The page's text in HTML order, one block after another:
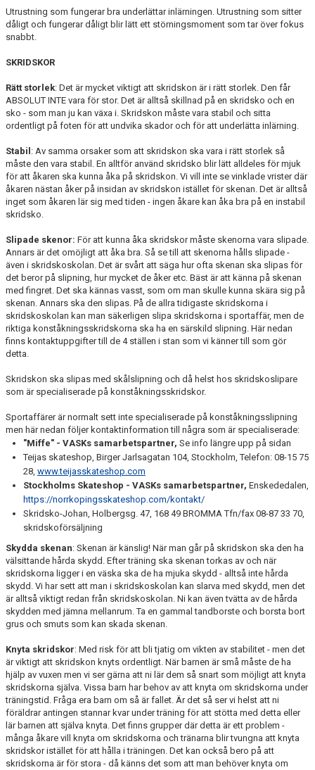
UPPVISNING
LÄGER
VASK KLÄDER
VÄRMDÖKRISTALLEN 2026
Utrustning som fungerar bra underlättar inlärningen. Utrustning som sitter
dåligt och fungerar dåligt blir lätt ett störningsmoment som tar över fokus
snabbt.
SKRIDSKOR
Rätt storlek: Det är mycket viktigt att skridskon är i rätt storlek. Den får
ABSOLUT INTE vara för stor. Det är alltså skillnad på en skridsko och en
sko - som man ju kan växa i. Skridskon måste vara stabil och sitta
ordentligt på foten för att undvika skador och för att underlätta inlärning.
Stabil : Av samma orsaker som att skridskon ska vara i rätt storlek så
måste den vara stabil. En alltför använd skridsko blir lätt alldeles för mjuk
för att åkaren ska kunna åka på skridskon. Vi vill inte se vinklade vrister där
åkaren nästan åker på insidan av skridskon istället för skenan. Det är alltså
inget som åkaren lär sig med tiden - ingen åkare kan åka bra på en instabil
skridsko.
Slipade skenor: För att kunna åka skridskor måste skenorna vara slipade.
Annars är det omöjligt att åka bra. Så se till att skenorna hålls slipade -
även i skridskoskolan. Det är svårt att säga hur ofta skenan ska slipas för
det beror på slipning, hur mycket de åker etc. Bäst är att känna på skenan
med fingret. Det ska kännas vasst, som om man skulle kunna skära sig på
skenan. Annars ska den slipas. På de allra tidigaste skridskorna i
skridskoskolan kan man säkerligen slipa skridskorna i sportaffär, men de
riktiga konståkningsskridskorna ska ha en särskild slipning. Här nedan
finns kontaktuppgifter till de 4 ställen i stan som vi känner till som gör
detta.
Skridskon ska slipas med skålslipning och då helst hos skridskoslipare
som är specialiserade på konståkningsskridskor.
Sportaffärer är normalt sett inte specialiserade på konståkningsslipning
men här nedan följer kontaktinformation till några som är specialiserade:
"Miffe" - VASKs samarbetspartner, Se info längre upp på sidan
Teijas skateshop, Birger Jarlsagatan 104, Stockholm, Telefon: 08-15 75
28, www.teijasskateshop.com
Stockholms Skateshop - VASKs samarbetspartner, Enskededalen,
https://norrkopingsskateshop.com/kontakt/
Skridsko-Johan, Holbergsg. 47, 168 49 BROMMA Tfn/fax 08-87 33 70,
skridskoförsäljning
Skydda skenan: Skenan är känslig! När man går på skridskon ska den ha
välsittande hårda skydd. Efter träning ska skenan torkas av och när
skridskorna ligger i en väska ska de ha mjuka skydd - alltså inte hårda
skydd. Vi har sett att man i skridskoskolan kan slarva med skydd, men det
är alltså viktigt redan från skridskoskolan. Ni kan även tvätta av de hårda
skydden med jämna mellanrum. Ta en gammal tandborste och borsta bort
grus och smuts som kan skada skenan.
Knyta skridskor: Med risk för att bli tjatig om vikten av stabilitet - men det
är viktigt att skridskon knyts ordentligt. När barnen är små måste de ha
hjälp av vuxen men vi ser gärna att ni lär dem så snart som möjligt att knyta
skridskorna själva. Vissa barn har behov av att knyta om skridskorna under
träningstid. Fråga era barn om så är fallet. Är det så ser vi helst att ni
föräldrar antingen stannar kvar under träning för att stötta med detta eller
lär barnen att själva knyta. Det finns grupper där detta är ett problem -
många åkare vill knyta om skridskorna och tränarna blir tvungna att knyta
skridskor istället för att hålla i träningen. Det kan också bero på att
skridskorna är för stora - då känns det som att man behöver knyta om